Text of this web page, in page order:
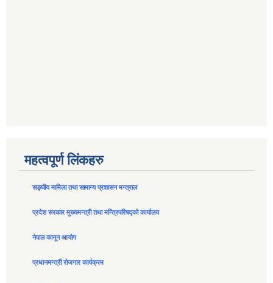
महत्वपूर्ण लिंकहरु
सङ्घीय मामिला तथा सामान्य प्रशासन मन्त्राल
प्रदेश सरकार मुख्यमन्त्री तथा मन्त्रिपरिषद्को कार्यालय
नेपाल कानून आयोग
प्रधानमन्त्री रोजगार कार्यक्रम